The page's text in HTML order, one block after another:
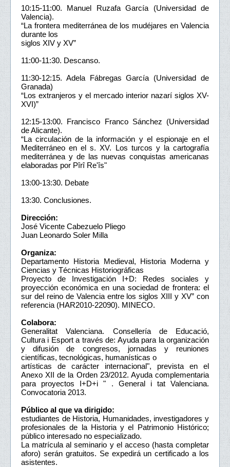
10:15-11:00. Manuel Ruzafa García (Universidad de
Valencia).
“La frontera mediterránea de los mudéjares en Valencia
durante los
siglos XIV y XV”
11:00-11:30. Descanso.
11:30-12:15. Adela Fábregas García (Universidad de
Granada)
“Los extranjeros y el mercado interior nazarí siglos XV-
XVI)”
12:15-13:00. Francisco Franco Sánchez (Universidad
de Alicante).
“La circulación de la información y el espionaje en el
Mediterráneo en el s. XV. Los turcos y la cartografía
mediterránea y de las nuevas conquistas americanas
elaboradas por Pîrî Re'îs"
13:00-13:30. Debate
13:30. Conclusiones.
Dirección:
José Vicente Cabezuelo Pliego
Juan Leonardo Soler Milla
Organiza:
Departamento Historia Medieval, Historia Moderna y
Ciencias y Técnicas Historiográficas
Proyecto de Investigación I+D: Redes sociales y
proyección económica en una sociedad de frontera: el
sur del reino de Valencia entre los siglos XIII y XV” con
referencia (HAR2010-22090). MINECO.
Colabora:
Generalitat Valenciana. Consellería de Educació,
Cultura i Esport a través de: Ayuda para la organización
y difusión de congresos, jornadas y reuniones
científicas, tecnológicas, humanísticas o
artísticas de carácter internacional", prevista en el
Anexo XII de la Orden 23/2012. Ayuda complementaria
para proyectos I+D+i " . General i tat Valenciana.
Convocatoria 2013.
Público al que va dirigido:
estudiantes de Historia, Humanidades, investigadores y
profesionales de la Historia y el Patrimonio Histórico;
público interesado no especializado.
La matrícula al seminario y el acceso (hasta completar
aforo) serán gratuitos. Se expedirá un certificado a los
asistentes.